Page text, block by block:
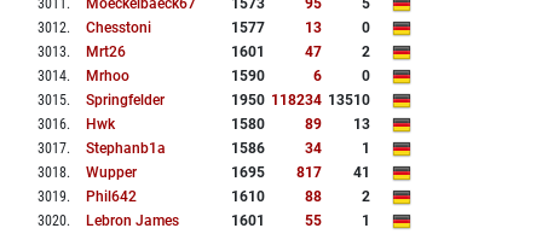
3011 . Moeckelbaeck67 1573 95
5
3012. Chesstoni 1577 13
0
3013. Mrt26 1601 47
2
3014. Mrhoo 1590 6
0
3015. Springfelder 1950 118234 13510
3016. Hwk 1580 89
13
3017. Stephanb1a 1586 34
1
3018. Wupper 1695 817
41
3019. Phil642 1610 88
2
3020. Lebron James 1601 55
1